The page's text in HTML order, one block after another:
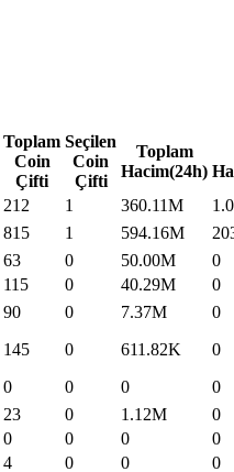
Toplam
Coin
Çifti
Seçilen
Coin
Çifti
Toplam
Hacim(24h)
212 1 360.11M
815 1 594.16M
63 0 50.00M
0
115 0 40.29M
0
90 0 7.37M
0
145 0 611.82K
0
0 0 0
0
23 0 1.12M
0
0 0 0
0
4 0 0 0